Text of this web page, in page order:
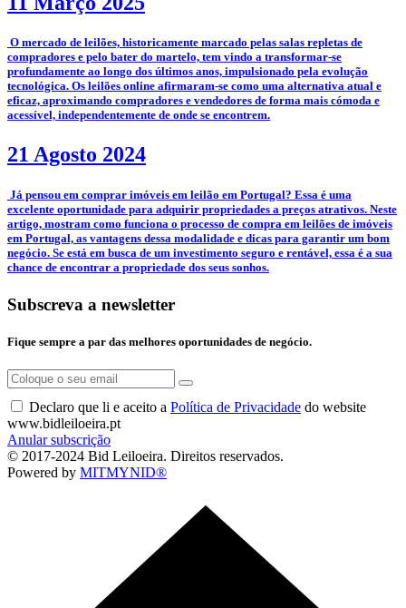
­­­­ O mercado de leilões, historicamente marcado pelas salas repletas de
compradores e pelo bater do martelo, tem vindo a transformar-se
profundamente ao longo dos últimos anos, impulsionado pela evolução
tecnológica. Os leilões online afirmaram-se como uma alternativa atual e
eficaz, aproximando compradores e vendedores de forma mais cómoda e
acessível, independentemente de onde se encontrem.
21 Agosto 2024
­ Já pensou em comprar imóveis em leilão em Portugal? Essa é uma
excelente oportunidade para adquirir propriedades a preços atrativos. Neste
artigo, mostram como funciona o processo de compra em leilões de imóveis
em Portugal, as vantagens dessa modalidade e dicas para garantir um bom
negócio. Se está em busca de um investimento seguro e rentável, essa é a sua
chance de encontrar a propriedade dos seus sonhos.
Subscreva a newsletter
Fique sempre a par das melhores oportunidades de negócio.
Declaro que li e aceito a Política de Privacidade do website
www.bidleiloeira.pt
Anular subscrição
© 2017-2024 Bid Leiloeira. Direitos reservados.
Powered by MITMYNID®